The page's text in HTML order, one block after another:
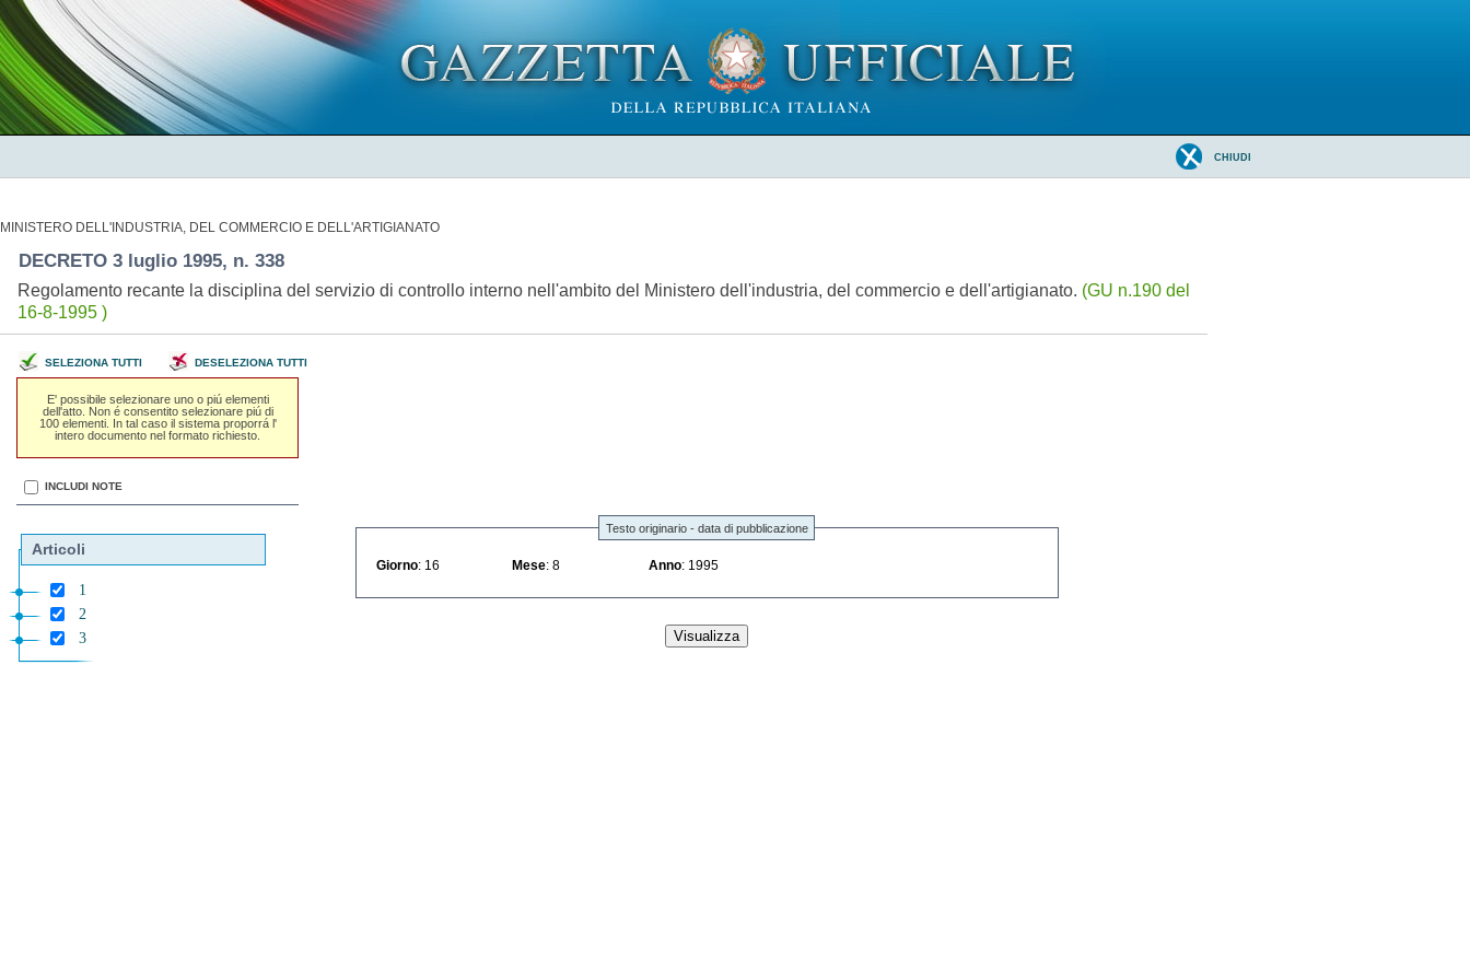
CHIUDI
MINISTERO DELL'INDUSTRIA, DEL COMMERCIO E DELL'ARTIGIANATO
DECRETO 3 luglio 1995, n. 338
Regolamento recante la disciplina del servizio di controllo interno nell'ambito del Ministero dell'industria, del commercio e dell'artigianato. (GU n.190 del
16-8-1995 )
SELEZIONA TUTTI DESELEZIONA TUTTI
E' possibile selezionare uno o piú elementi
dell'atto. Non é consentito selezionare piú di
100 elementi. In tal caso il sistema proporrá l'
intero documento nel formato richiesto.
INCLUDI NOTE
Articoli
1
2
3
Testo originario - data di pubblicazione
Giorno : 16 Mese : 8 Anno : 1995